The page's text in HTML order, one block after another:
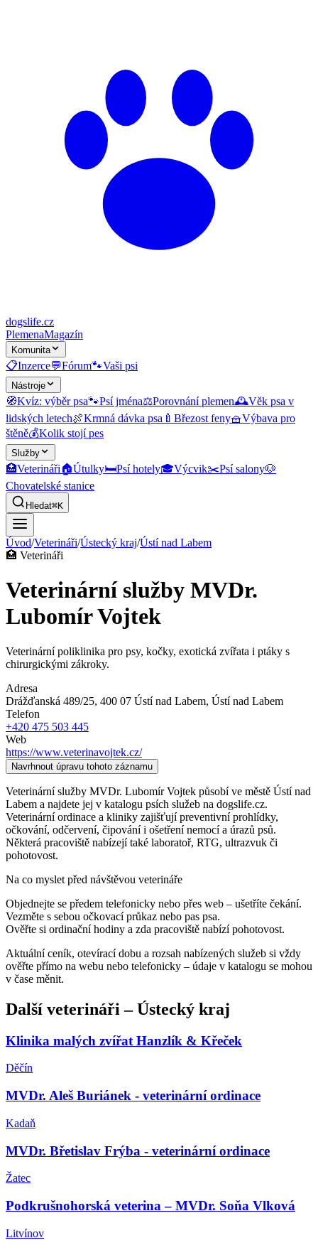
dogslife.cz
PlemenaMagazín
Komunita
📋Inzerce💬Fórum🐾Vaši psi
Nástroje
🧭Kvíz: výběr psa🐾Psí jména⚖️Porovnání plemen🕰️Věk psa v
lidských letech🍖Krmná dávka psa 🍼 Březost feny🧺Výbava pro
štěně💰Kolik stojí pes
Služby
🏥Veterináři🏠Útulky🛏️Psí hotely🎓Výcvik✂️Psí salony🐶
Chovatelské stanice
Hledat⌘K
Úvod/Veterináři/Ústecký kraj/Ústí nad Labem
🏥 Veterináři
Veterinární služby MVDr.
Lubomír Vojtek
Veterinární poliklinika pro psy, kočky, exotická zvířata i ptáky s
chirurgickými zákroky.
Adresa
Drážďanská 489/25, 400 07 Ústí nad Labem, Ústí nad Labem
Telefon
+420 475 503 445
Web
https://www.veterinavojtek.cz/
Navrhnout úpravu tohoto záznamu
Veterinární služby MVDr. Lubomír Vojtek působí ve městě Ústí nad
Labem a najdete jej v katalogu psích služeb na dogslife.cz.
Veterinární ordinace a kliniky zajišťují preventivní prohlídky,
očkování, odčervení, čipování i ošetření nemocí a úrazů psů.
Některá pracoviště nabízejí také laboratoř, RTG, ultrazvuk či
pohotovost.
Na co myslet před návštěvou veterináře
Objednejte se předem telefonicky nebo přes web – ušetříte čekání.
Vezměte s sebou očkovací průkaz nebo pas psa.
Ověřte si ordinační hodiny a zda pracoviště nabízí pohotovost.
Aktuální ceník, otevírací dobu a rozsah nabízených služeb si vždy
ověřte přímo na webu nebo telefonicky – údaje v katalogu se mohou
v čase měnit.
Další veterináři –Ústecký kraj
Klinika malých zvířat Hanzlík & Křeček
Děčín
MVDr. Aleš Buriánek - veterinární ordinace
Kadaň
MVDr. Břetislav Frýba - veterinární ordinace
Žatec
Podkrušnohorská veterina – MVDr. Soňa Vlková
Litvínov